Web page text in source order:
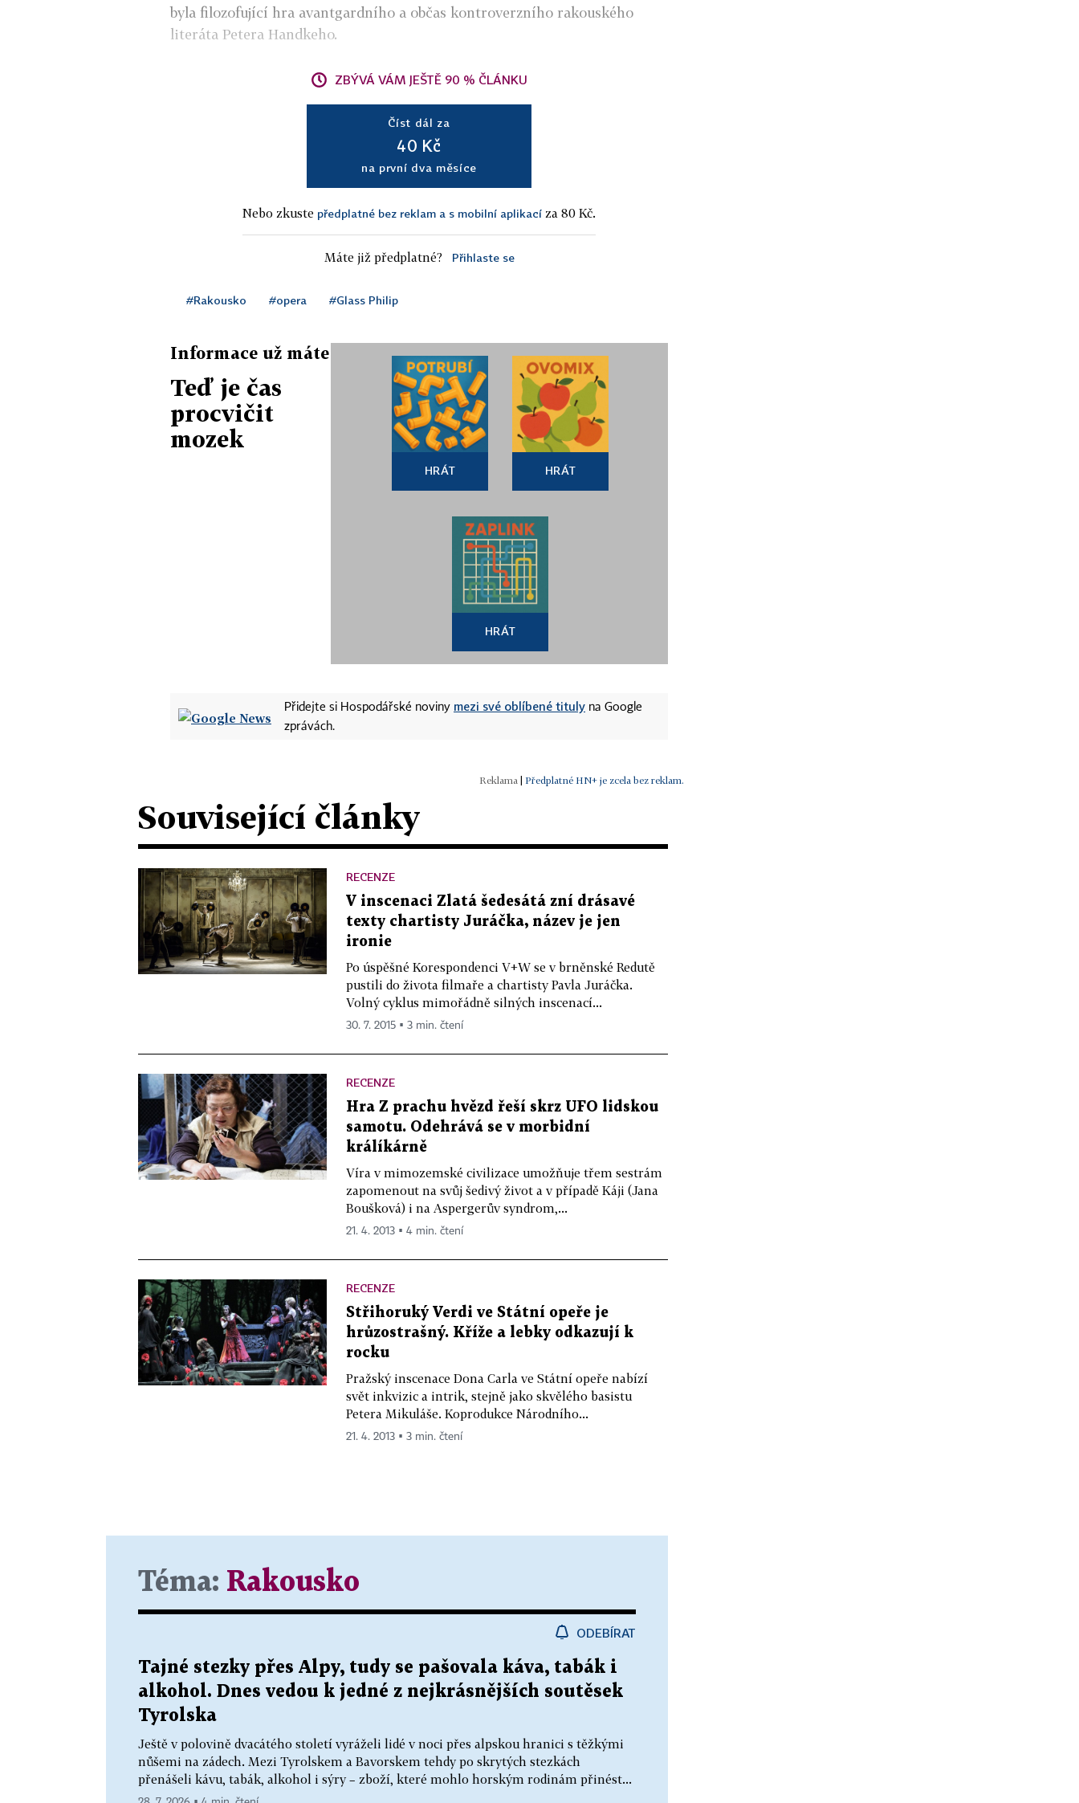
byla filozofující hra avantgardního a občas kontroverzního rakouského
literáta Petera Handkeho.
ZBÝVÁ VÁM JEŠTĚ 90 % ČLÁNKU
Číst dál za
40 Kč
na první dva měsíce
Nebo zkuste předplatné bez reklam a s mobilní aplikací za 80 Kč.
Máte již předplatné? Přihlaste se
#Rakousko #opera #Glass Philip
Informace už máte
Teď je čas
procvičit
mozek
HRÁT HRÁT
HRÁT
Přidejte si Hospodářské noviny mezi své oblíbené tituly na Google
zprávách.
| Předplatné HN+ je zcela bez reklam.
Související články
RECENZE
V inscenaci Zlatá šedesátá zní drásavé
texty chartisty Juráčka, název je jen
ironie
Po úspěšné Korespondenci V+W se v brněnské Redutě
pustili do života filmaře a chartisty Pavla Juráčka.
Volný cyklus mimořádně silných inscenací...
30. 7. 2015 ▪ 3 min. čtení
RECENZE
Hra Z prachu hvězd řeší skrz UFO lidskou
samotu. Odehrává se v morbidní
králíkárně
Víra v mimozemské civilizace umožňuje třem sestrám
zapomenout na svůj šedivý život a v případě Káji (Jana
Boušková) i na Aspergerův syndrom,...
21. 4. 2013 ▪ 4 min. čtení
RECENZE
Střihoruký Verdi ve Státní opeře je
hrůzostrašný. Kříže a lebky odkazují k
rocku
Pražský inscenace Dona Carla ve Státní opeře nabízí
svět inkvizic a intrik, stejně jako skvělého basistu
Petera Mikuláše. Koprodukce Národního...
21. 4. 2013 ▪ 3 min. čtení
Téma: Rakousko
ODEBÍRAT
Tajné stezky přes Alpy, tudy se pašovala káva, tabák i
alkohol. Dnes vedou k jedné z nejkrásnějších soutěsek
Tyrolska
Ještě v polovině dvacátého století vyráželi lidé v noci přes alpskou hranici s těžkými
nůšemi na zádech. Mezi Tyrolskem a Bavorskem tehdy po skrytých stezkách
přenášeli kávu, tabák, alkohol i sýry – zboží, které mohlo horským rodinám přinést...